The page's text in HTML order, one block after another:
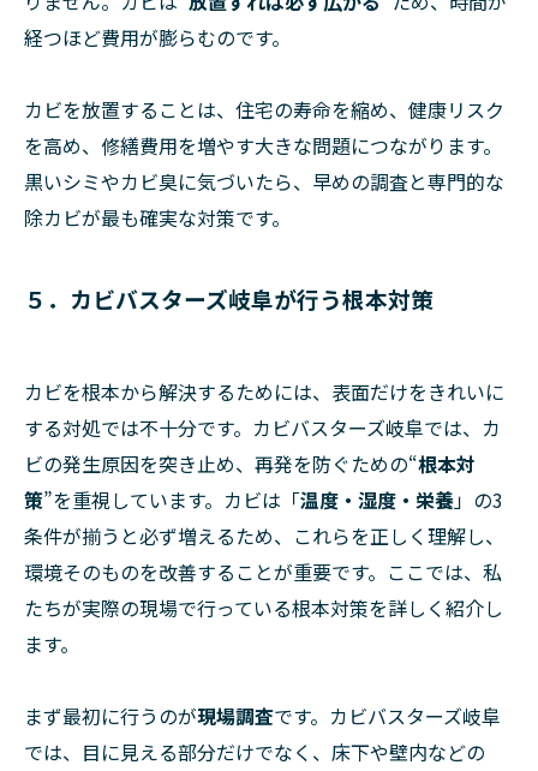
経つほど費用が膨らむのです。
カビを放置することは、住宅の寿命を縮め、健康リスク
を高め、修繕費用を増やす大きな問題につながります。
黒いシミやカビ臭に気づいたら、早めの調査と専門的な
除カビが最も確実な対策です。
５．カビバスターズ岐阜が行う根本対策
カビを根本から解決するためには、表面だけをきれいに
する対処では不十分です。カビバスターズ岐阜では、カ
ビの発生原因を突き止め、再発を防ぐための“根本対
策”を重視しています。カビは「温度・湿度・栄養」の3
条件が揃うと必ず増えるため、これらを正しく理解し、
環境そのものを改善することが重要です。ここでは、私
たちが実際の現場で行っている根本対策を詳しく紹介し
ます。
まず最初に行うのが現場調査です。カビバスターズ岐阜
では、目に見える部分だけでなく、床下や壁内などの